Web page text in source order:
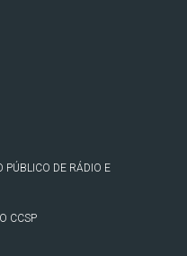
PÚBLICO DE RÁDIO E
CCSP